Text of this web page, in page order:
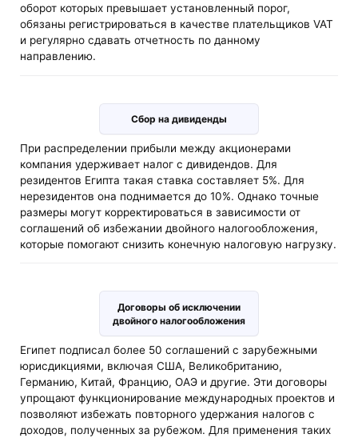
оборот которых превышает установленный порог,
обязаны регистрироваться в качестве плательщиков VAT
и регулярно сдавать отчетность по данному
направлению.
Сбор на дивиденды
При распределении прибыли между акционерами
компания удерживает налог с дивидендов. Для
резидентов Египта такая ставка составляет 5%. Для
нерезидентов она поднимается до 10%. Однако точные
размеры могут корректироваться в зависимости от
соглашений об избежании двойного налогообложения,
которые помогают снизить конечную налоговую нагрузку.
Договоры об исключении
двойного налогообложения
Египет подписал более 50 соглашений с зарубежными
юрисдикциями, включая США, Великобританию,
Германию, Китай, Францию, ОАЭ и другие. Эти договоры
упрощают функционирование международных проектов и
позволяют избежать повторного удержания налогов с
доходов, полученных за рубежом. Для применения таких